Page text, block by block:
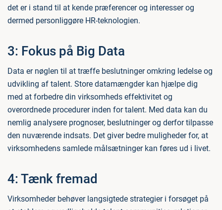
det er i stand til at kende præferencer og interesser og
dermed personliggøre HR-teknologien.
3: Fokus på Big Data
Data er nøglen til at træffe beslutninger omkring ledelse og
udvikling af talent. Store datamængder kan hjælpe dig
med at forbedre din virksomheds effektivitet og
overordnede procedurer inden for talent. Med data kan du
nemlig analysere prognoser, beslutninger og derfor tilpasse
den nuværende indsats. Det giver bedre muligheder for, at
virksomhedens samlede målsætninger kan føres ud i livet.
4: Tænk fremad
Virksomheder behøver langsigtede strategier i forsøget på